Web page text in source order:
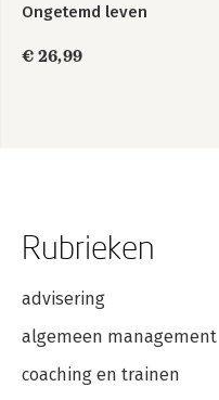
Ongetemd leven
€ 26,99
Rubrieken
advisering
algemeen management
coaching en trainen